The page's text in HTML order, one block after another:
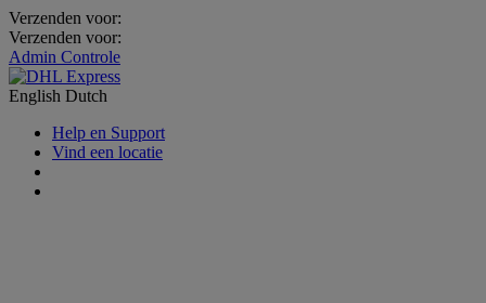
Verzenden voor:
Verzenden voor:
Admin Controle
English Dutch
Help en Support
Vind een locatie